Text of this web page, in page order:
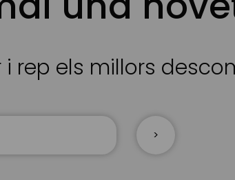
rep els millors